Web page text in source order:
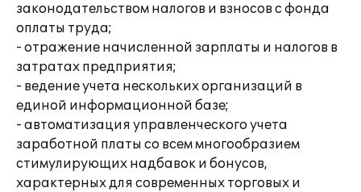
законодательством налогов и взносов с фонда
оплаты труда;
- отражение начисленной зарплаты и налогов в
затратах предприятия;
- ведение учета нескольких организаций в
единой информационной базе;
- автоматизация управленческого учета
заработной платы со всем многообразием
стимулирующих надбавок и бонусов,
характерных для современных торговых и